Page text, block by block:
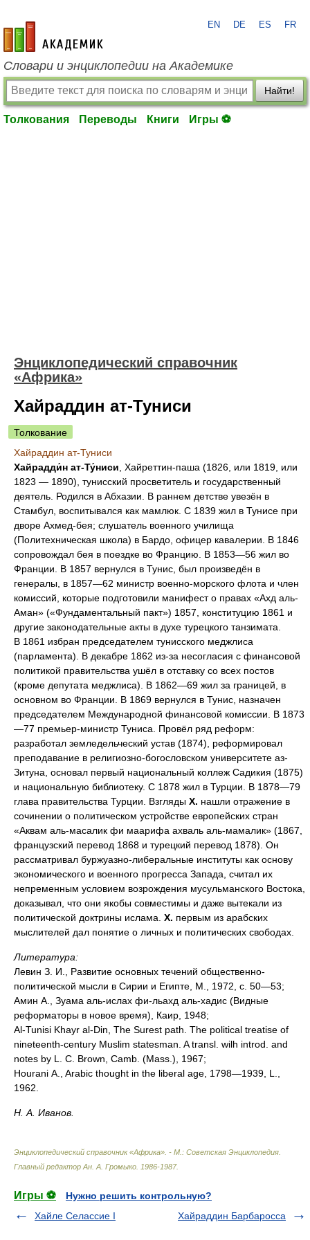
academic.ru
EN DE ES FR
Словари и энциклопедии на Академике
Найти!
Толкования Переводы Книги Игры ⚽
Энциклопедический справочник
«Африка»
Хайраддин ат-Туниси
Толкование
Хайраддин ат-Туниси
Хайрадди́н ат-Ту́ниси , Хайреттин-паша (1826, или 1819, или
1823 — 1890), тунисский просветитель и государственный
деятель. Родился в Абхазии. В раннем детстве увезён в
Стамбул, воспитывался как мамлюк. С 1839 жил в Тунисе при
дворе Ахмед-бея; слушатель военного училища
(Политехническая школа) в Бардо, офицер кавалерии. В 1846
сопровождал бея в поездке во Францию. В 1853—56 жил во
Франции. В 1857 вернулся в Тунис, был произведён в
генералы, в 1857—62 министр военно-морского флота и член
комиссий, которые подготовили манифест о правах «Ахд аль-
Аман» («Фундаментальный пакт») 1857, конституцию 1861 и
другие законодательные акты в духе турецкого танзимата.
В 1861 избран председателем тунисского меджлиса
(парламента). В декабре 1862 из-за несогласия с финансовой
политикой правительства ушёл в отставку со всех постов
(кроме депутата меджлиса). В 1862—69 жил за границей, в
основном во Франции. В 1869 вернулся в Тунис, назначен
председателем Международной финансовой комиссии. В 1873
—77 премьер-министр Туниса. Провёл ряд реформ:
разработал земледельческий устав (1874), реформировал
преподавание в религиозно-богословском университете аз-
Зитуна, основал первый национальный коллеж Садикия (1875)
и национальную библиотеку. С 1878 жил в Турции. В 1878—79
глава правительства Турции. Взгляды Х. нашли отражение в
сочинении о политическом устройстве европейских стран
«Аквам аль-масалик фи маарифа ахваль аль-мамалик» (1867,
французский перевод 1868 и турецкий перевод 1878). Он
рассматривал буржуазно-либеральные институты как основу
экономического и военного прогресса Запада, считал их
непременным условием возрождения мусульманского Востока,
доказывал, что они якобы совместимы и даже вытекали из
политической доктрины ислама. Х. первым из арабских
мыслителей дал понятие о личных и политических свободах.
Литература:
Левин З. И., Развитие основных течений общественно-
политической мысли в Сирии и Египте, М., 1972, с. 50—53;
Амин А., Зуама аль-ислах фи-льахд аль-хадис (Видные
реформаторы в новое время), Каир, 1948;
Al-Tunisi Khayr al-Din, The Surest path. The political treatise of
nineteenth-century Muslim statesman. A transl. wilh introd. and
notes by L. C. Brown, Camb. (Mass.), 1967;
Hourani A., Arabic thought in the liberal age, 1798—1939, L.,
1962.
Н. А. Иванов.
Энциклопедический справочник «Африка». - М.: Советская Энциклопедия
Главный редактор Ан. А. Громыко 1986-1987.
Игры ⚽
Нужно решить контрольную?
Хайле Селассие I
Хайраддин Барбаросса